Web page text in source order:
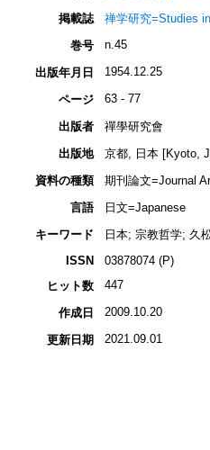
掲載誌
禅学研究=Studies
巻号
n.45
出版年月日 1954.12.25
ページ 63 - 77
出版者
禪學研究會
出版地
京都, 日本 [Kyoto,
資料の種類
期刊論文=Journal
言語
日文=Japanese
キーワード
日本; 宗教哲学; 久
ISSN
03878074 (P)
ヒット数
447
作成日 2009.10.20
更新日期 2021.09.01